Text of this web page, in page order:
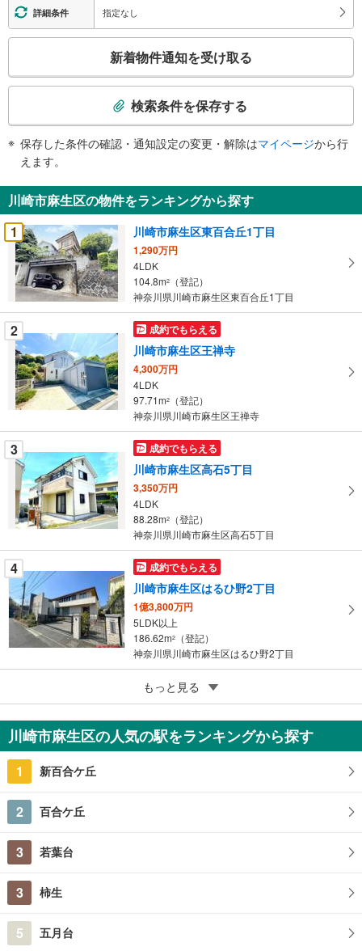
詳細条件 指定なし
検
知
を
受
け
取
る
・
条
件
を
マ
イ
ペ
ジ
に
存
す
る
新着物件通知を受け取る
検索条件を保存する
保存した条件の確認・通知設定の変更・解除はマイページから行
えます。
川崎市麻生区の物件をランキングから探す
1
川崎市麻生区東百合丘1丁目
1,290万円
4LDK
104.8m2
（登記）
神奈川県川崎市麻生区東百合丘1丁目
2 成約でもらえる
川崎市麻生区王禅寺
4,300万円
4LDK
97.71m2
（登記）
神奈川県川崎市麻生区王禅寺
3 成約でもらえる
川崎市麻生区高石5丁目
3,350万円
4LDK
88.28m2
（登記）
神奈川県川崎市麻生区高石5丁目
4 成約でもらえる
川崎市麻生区はるひ野2丁目
1億3,800万円
5LDK以上
186.62m2
（登記）
神奈川県川崎市麻生区はるひ野2丁目
川崎市麻生区東百合丘1丁目
2,180万円
3LDK＋WIC（パントリー）＋家事室＋地下車庫
94.78m2 （登記）
神奈川県川崎市麻生区東百合丘1丁目
もっと見る
川崎市麻生区の人気の駅をランキングから探す
1 新百合ケ丘
2 百合ケ丘
3 若葉台
3 柿生
5 五月台